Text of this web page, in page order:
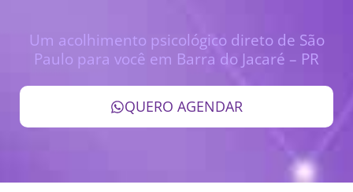
Um acolhimento psicológico direto de São
Paulo para você em Barra do Jacaré – PR
QUERO AGENDAR